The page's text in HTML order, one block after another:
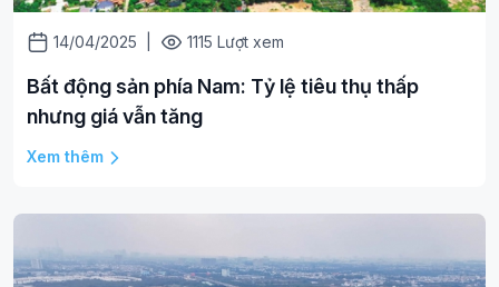
14/04/2025 1115 Lượt xem
Bất động sản phía Nam: Tỷ lệ tiêu thụ thấp
nhưng giá vẫn tăng
Xem thêm